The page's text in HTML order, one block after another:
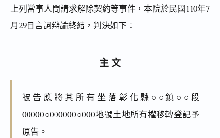
上列當事人間請求解除契約等事件，本院於民國110年7
月29日言詞辯論終結，判決如下：
主文
被告應將其所有坐落彰化縣○○鎮○○段
00000○000000○000地號土地所有權移轉登記予
原告。